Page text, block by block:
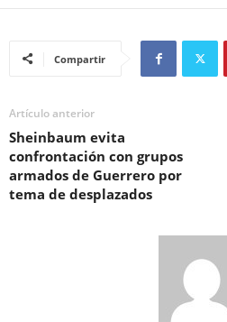
Compartir
Artículo anterior
Sheinbaum evita
confrontación con grupos
armados de Guerrero por
tema de desplazados